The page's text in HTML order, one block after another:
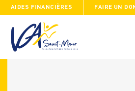
AIDES FINANCIÈRES FAIRE UN DON